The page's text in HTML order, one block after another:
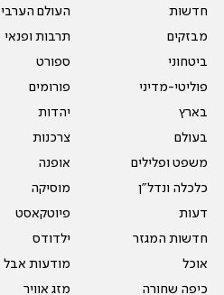
חדשות
מבזקים
ביטחוני
פוליטי-מדיני
בארץ
בעולם
משפט ופלילים
כלכלה ונדל"ן
דעות
חדשות המגזר
אוכל
כיפה שחורה
העולם הערבי
תרבות ופנאי
ספורט
פורומים
יהדות
צרכנות
אופנה
מוסיקה
פיוטקאסט
ילדודס
מודעות אבל
מזג אוויר